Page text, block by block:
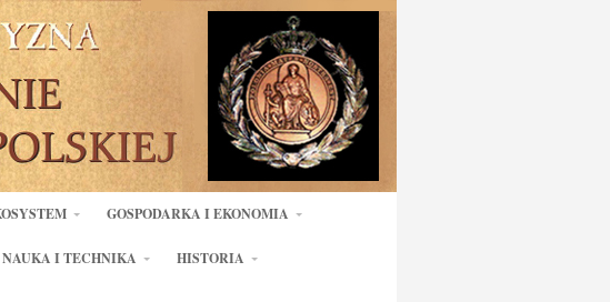
GOSPODARKA I EKONOMIA
NAUKA I TECHNIKA HISTORIA